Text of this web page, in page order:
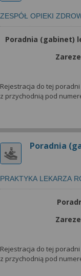
ZESPÓŁ OPIEKI
Poradnia (gabinet)
Rejestracja do tej
z przychodnią pod
Poradnia
PRAKTYKA LEKARZA
Rejestracja do tej
z przychodnią pod